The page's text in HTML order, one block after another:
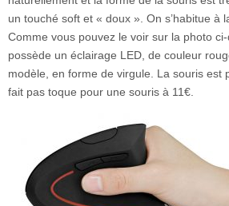
un touché soft et « doux ». On s’habitue à
Comme vous pouvez le voir sur la photo
possède un éclairage LED, de couleur
modèle, en forme de virgule. La souris est
fait pas toque pour une souris à 11€.